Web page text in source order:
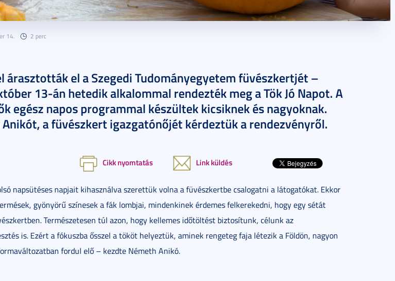
14. 2 perc
árasztották el a Szegedi Tudományegyetem füvészkertjét –
13-án hetedik alkalommal rendezték meg a Tök Jó Napot. A
egész napos programmal készültek kicsiknek és nagyoknak.
a füvészkert igazgatónőjét kérdeztük a rendezvényről.
Cikk nyomtatás Link küldés
napsütéses napjait kihasználva szerettük volna a füvészkertbe csalogatni a látogatókat. Ekkor
gyönyörű színesek a fák lombjai, mindenkinek érdemes felkerekedni, hogy egy sétát
Természetesen túl azon, hogy kellemes időtöltést biztosítunk, célunk az
is. Ezért a fókuszba ősszel a tököt helyeztük, aminek rengeteg faja létezik a Földön, nagyon
fordul elő – kezdte Németh Anikó.